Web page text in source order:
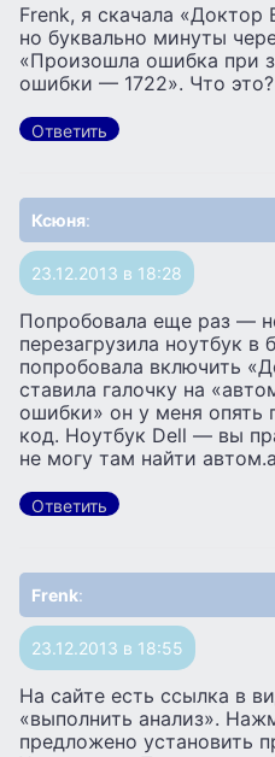
Frenk, я скачала «Доктор
но буквально минуты
«Произошла ошибка при
ошибки — 1722». Что
Ответить
Ксюня:
23.12.2013 в 18:28
Попробовала еще раз —
перезагрузила ноутбук
попробовала включить
ставила галочку на
ошибки» он у меня опять
код. Ноутбук Dell — вы
не могу там найти
Ответить
Frenk:
23.12.2013 в 18:55
На сайте есть ссылка в
«выполнить анализ».
предложено установить